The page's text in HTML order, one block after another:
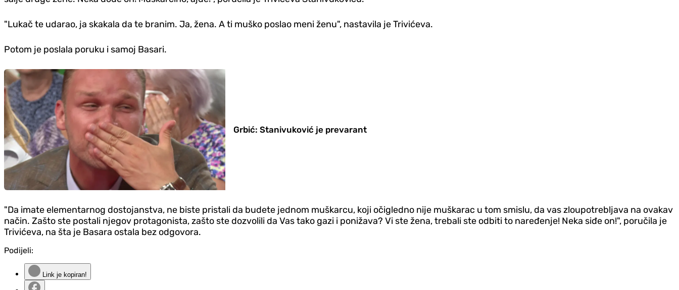
"Lukač te udarao, ja skakala da te branim. Ja, žena. A ti muško poslao meni ženu", nastavila je Trivićeva.
Potom je poslala poruku i samoj Basari.
Grbić: Stanivuković je prevarant
"Da imate elementarnog dostojanstva, ne biste pristali da budete jednom muškarcu, koji očigledno nije muškarac u tom smislu, da vas zloupotrebljava na ovakav
način. Zašto ste postali njegov protagonista, zašto ste dozvolili da Vas tako gazi i ponižava? Vi ste žena, trebali ste odbiti to naređenje! Neka siđe on!", poručila je
Trivićeva, na šta je Basara ostala bez odgovora.
Podijeli:
Link je kopiran!